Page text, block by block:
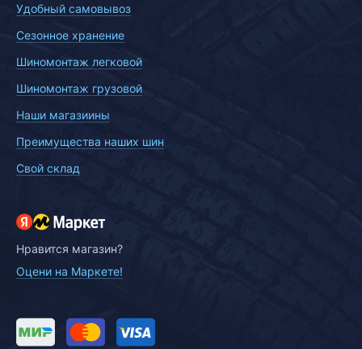
Удобный самовывоз
Сезонное хранение
Шиномонтаж легковой
Шиномонтаж грузовой
Наши магазиины
Преимущества наших шин
Свой склад
Нравится магазин?
Оцени на Маркете!